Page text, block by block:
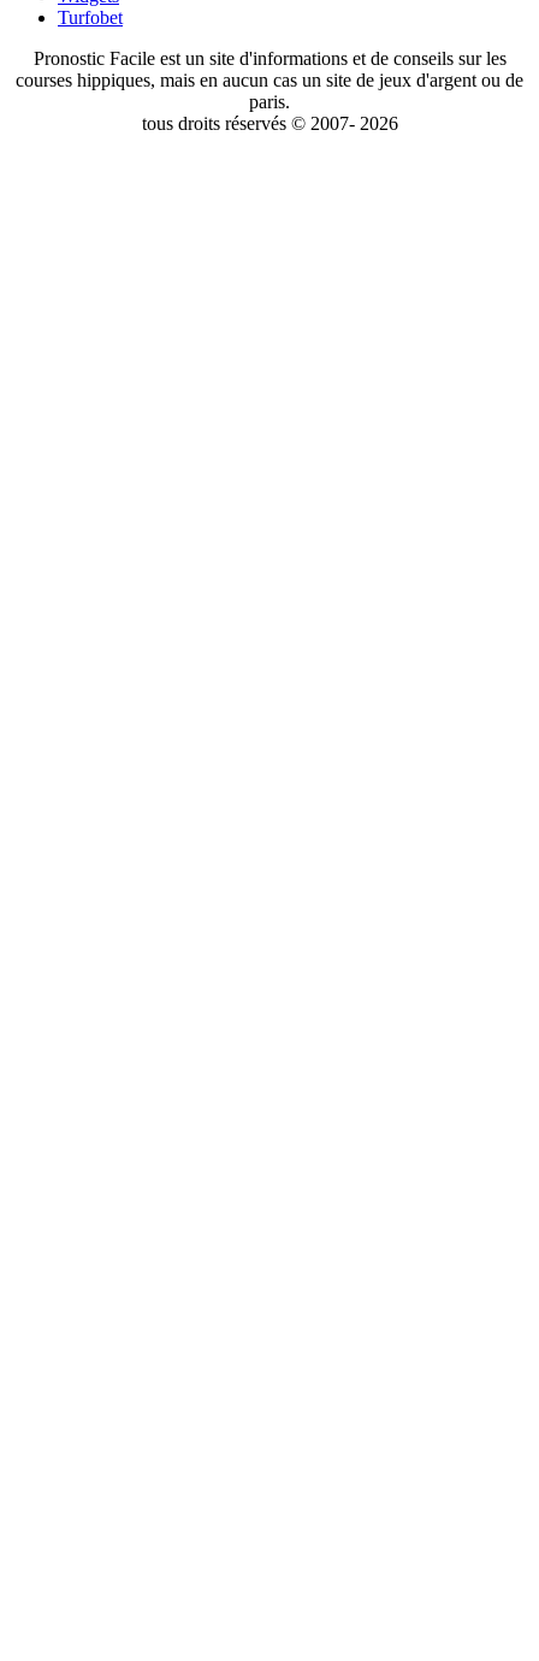
Turfobet
Pronostic Facile est un site d'informations et de conseils sur les
courses hippiques, mais en aucun cas un site de jeux d'argent ou de
paris.
tous droits réservés © 2007- 2026